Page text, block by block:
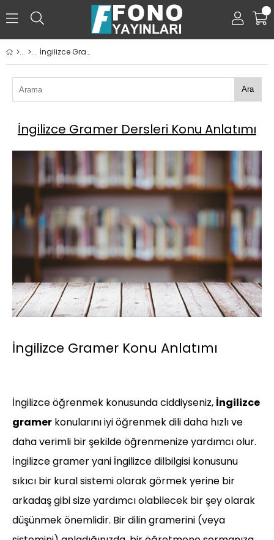
0
İngilizce Gramer Dersleri Konu Anlatımı
Ara
İngilizce Gramer Dersleri Konu Anlatımı
İngilizce Gramer Konu Anlatımı
İngilizce öğrenmek konusunda ciddiyseniz, İngilizce
gramer konularını iyi öğrenmek dili daha hızlı ve
daha verimli bir şekilde öğrenmenize yardımcı olur.
İngilizce gramer yani İngilizce dilbilgisi konusunu
sıkıcı bir kural sistemi olarak görmek yerine bir
arkadaş gibi size yardımcı olabilecek bir şey olarak
düşünmek önemlidir. Bir dilin gramerini (veya